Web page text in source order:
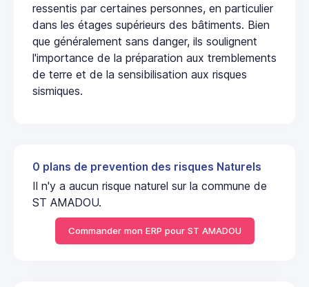
ressentis par certaines personnes, en particulier
dans les étages supérieurs des bâtiments. Bien
que généralement sans danger, ils soulignent
l'importance de la préparation aux tremblements
de terre et de la sensibilisation aux risques
sismiques.
0 plans de prevention des risques Naturels
Il n'y a aucun risque naturel sur la commune de
ST AMADOU.
Commander mon ERP pour ST AMADOU